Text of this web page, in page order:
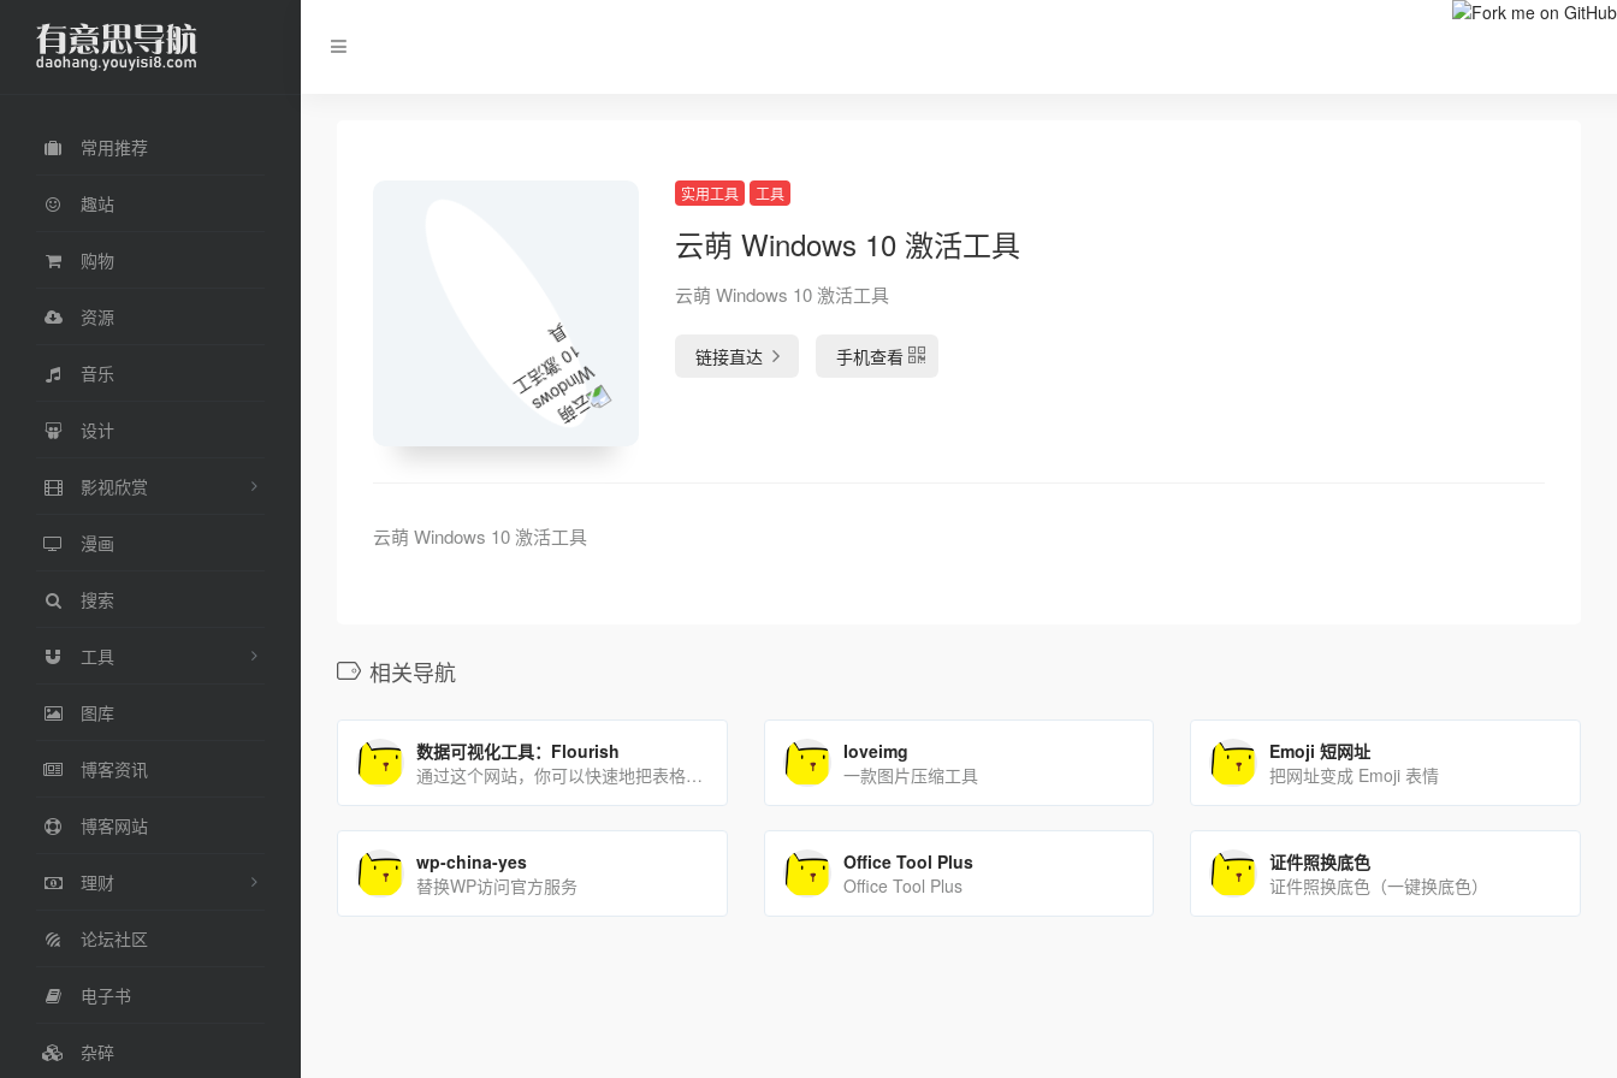
常用推荐
趣站
购物
资源
音乐
设计
影视欣赏
漫画
搜索
工具
图库
博客资讯
博客网站
理财
论坛社区
电子书
杂碎
实用工具 工具
云萌 Windows 10 激活工具
云萌 Windows 10 激活工具
链接直达 手机查看
云萌 Windows 10 激活工具
相关导航
数据可视化工具：Flourish
通过这个网站，你可以快速地把表格数据转换为各种各样好看的图表，并且还支持动态可视化。
Ioveimg
一款图片压缩工具
Emoji 短网址
把网址变成 Emoji 表情
wp-china-yes
替换WP访问官方服务
Office Tool Plus
Office Tool Plus
证件照换底色
证件照换底色（一键换底色）